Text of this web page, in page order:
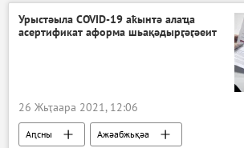
Урыстәыла COVID-19 аҟынтә алаҵа
асертификат аформа шьақәдырӷәӷәеит
26 Жьҭаара 2021, 12:06
Аԥсны
Ажәабжьқәа